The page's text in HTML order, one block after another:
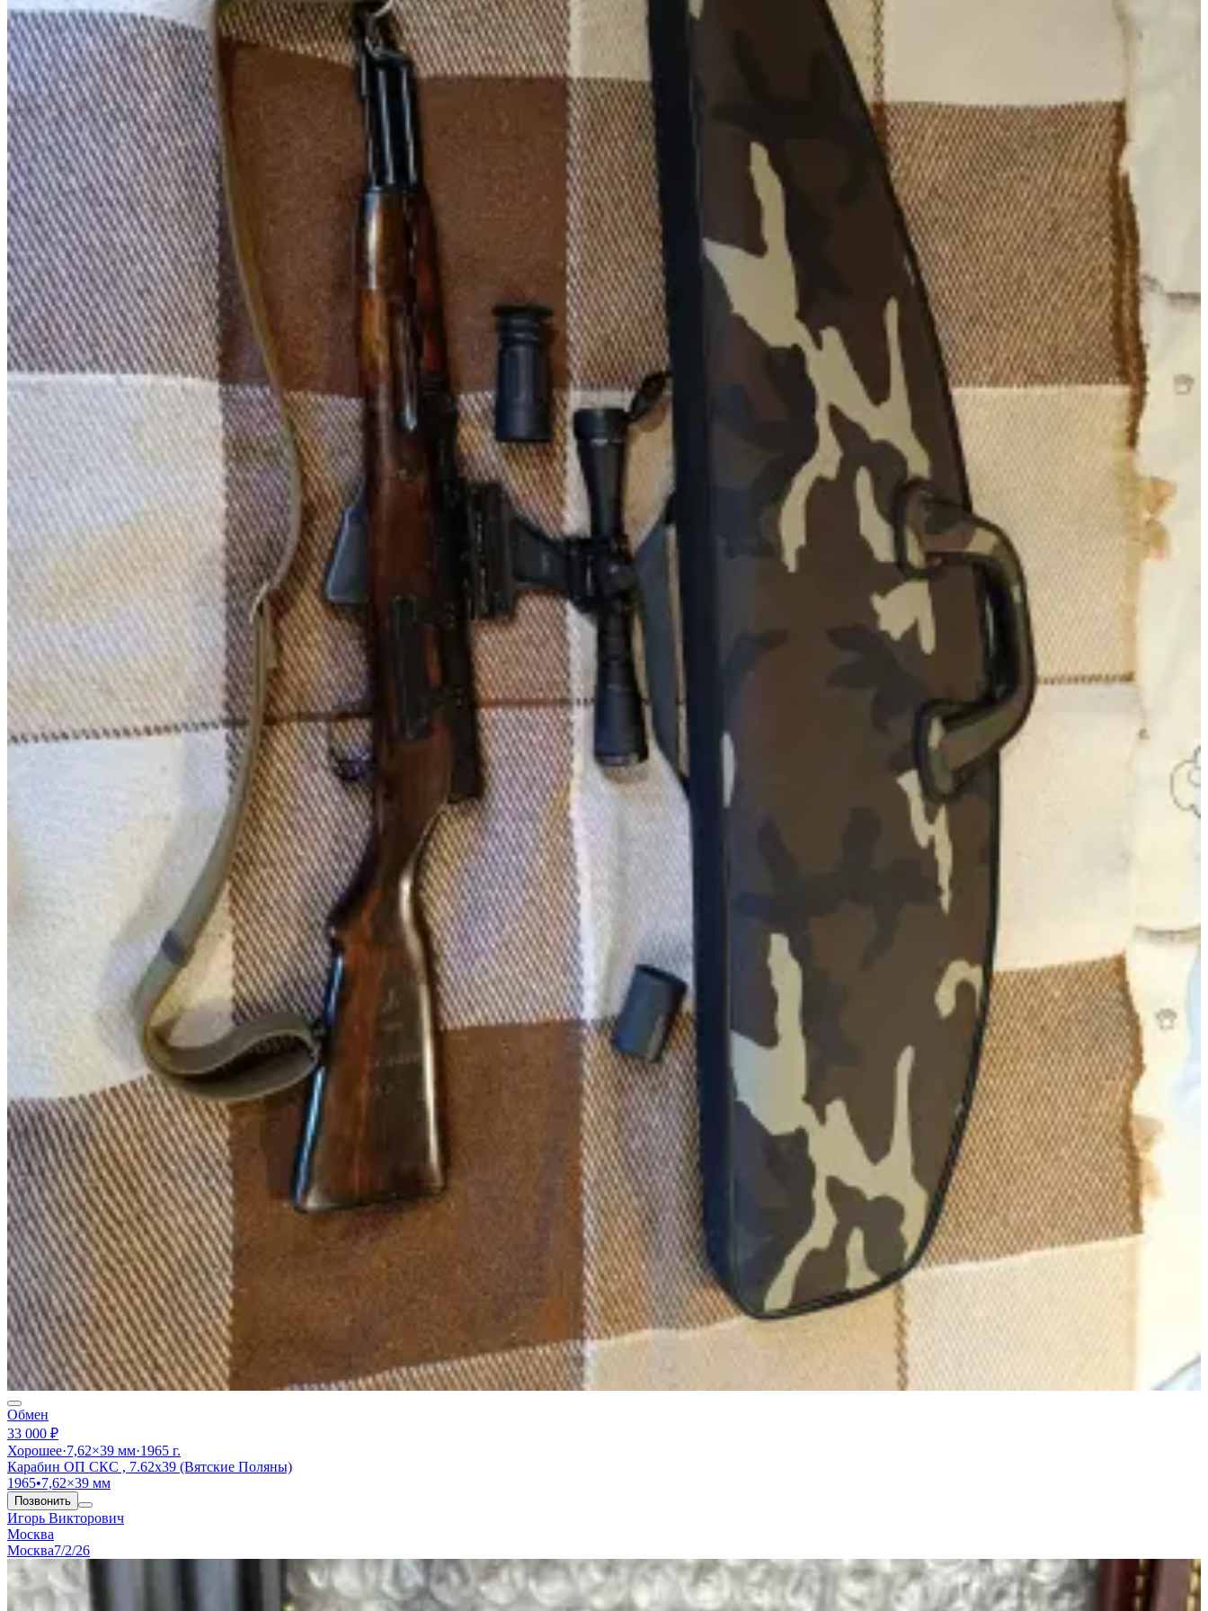
Обмен
33 000 ₽
Хорошее·7,62×39 мм·1965 г.
Карабин ОП СКС , 7.62х39 (Вятские Поляны)
1965•7,62×39 мм
Позвонить
Игорь Викторович
Москва
Москва7/2/26